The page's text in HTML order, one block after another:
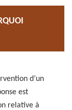
d’un
est
relative à